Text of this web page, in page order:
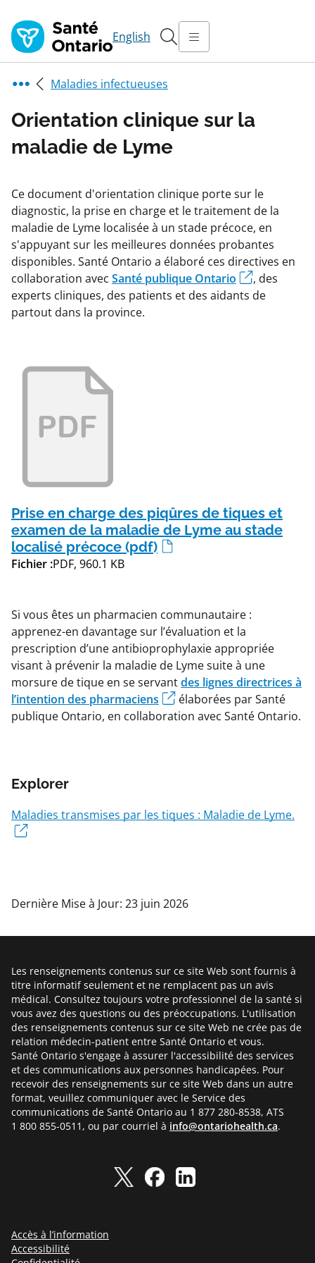
English
Maladies infectueuses
Orientation clinique sur la
maladie de Lyme
Ce document d'orientation clinique porte sur le
diagnostic, la prise en charge et le traitement de la
maladie de Lyme localisée à un stade précoce, en
s'appuyant sur les meilleures données probantes
disponibles. Santé Ontario a élaboré ces directives en
collaboration avec Santé publique Ontario
, des
experts cliniques, des patients et des aidants de
partout dans la province.
Prise en charge des piqûres de tiques et
examen de la maladie de Lyme au stade
localisé précoce (pdf)
Fichier :PDF, 960.1 KB
Si vous êtes un pharmacien communautaire :
apprenez-en davantage sur l’évaluation et la
prescription d’une antibioprophylaxie appropriée
visant à prévenir la maladie de Lyme suite à une
morsure de tique en se servantdes lignes directrices à
l’intention des pharmaciens
élaborées par Santé
publique Ontario, en collaboration avec Santé Ontario.
Explorer
Maladies transmises par les tiques : Maladie de Lyme.
Dernière Mise à Jour: 23 juin 2026
Les renseignements contenus sur ce site Web sont fournis à
titre informatif seulement et ne remplacent pas un avis
médical. Consultez toujours votre professionnel de la santé si
vous avez des questions ou des préoccupations. L'utilisation
des renseignements contenus sur ce site Web ne crée pas de
relation médecin-patient entre Santé Ontario et vous.
Santé Ontario s'engage à assurer l'accessibilité des services
et des communications aux personnes handicapées. Pour
recevoir des renseignements sur ce site Web dans un autre
format, veuillez communiquer avec le Service des
communications de Santé Ontario au 1 877 280-8538, ATS
1 800 855-0511, ou par courriel à info@ontariohealth.ca.
Accès à l’information
Accessibilité